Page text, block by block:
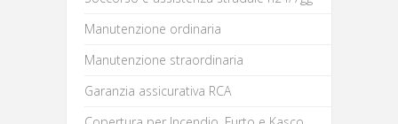
Manutenzione ordinaria
Manutenzione straordinaria
Garanzia assicurativa RCA